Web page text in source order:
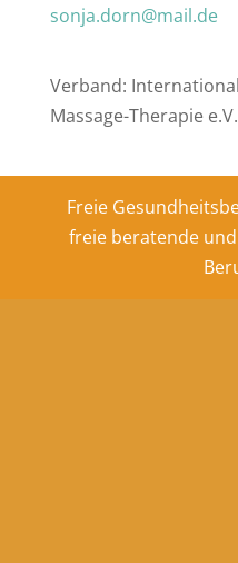
sonja.dorn@mail.de
Verband:
Massage-Therapie e.V.
Freie
freie beratende